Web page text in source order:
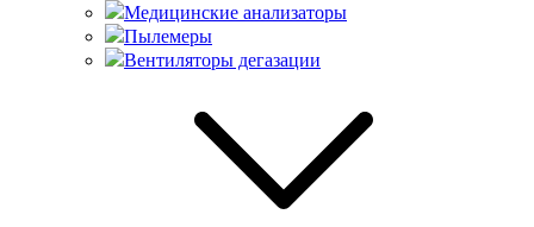
Медицинские анализаторы
Пылемеры
Вентиляторы дегазации